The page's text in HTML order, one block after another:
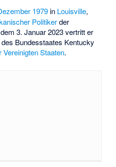
1979 in Louisville,
Politikerder
3. Januar 2023 vertritt er
des Bundesstaates Kentucky
Staaten.